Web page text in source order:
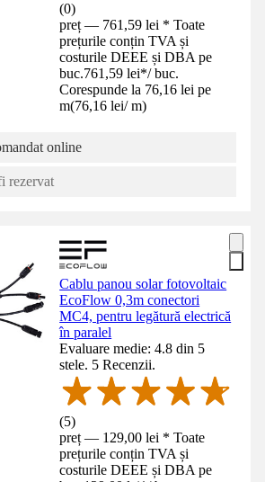
(0)
preț — 761,59 lei * Toate
prețurile conțin TVA și
costurile DEEE și DBA pe
buc.761,59 lei*/ buc.
Corespunde la 76,16 lei pe
m(76,16 lei/ m)
online
rezervat
Cablu panou solar fotovoltaic
EcoFlow 0,3m conectori
MC4, pentru legătură electrică
în paralel
Evaluare medie: 4.8 din 5
stele. 5 Recenzii.
(5)
preț — 129,00 lei * Toate
prețurile conțin TVA și
costurile DEEE și DBA pe